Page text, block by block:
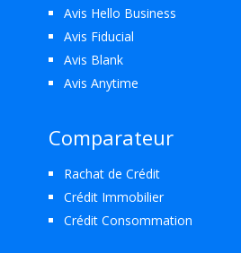
Avis Hello Business
Avis Fiducial
Avis Blank
Avis Anytime
Comparateur
Rachat de Crédit
Crédit Immobilier
Crédit Consommation